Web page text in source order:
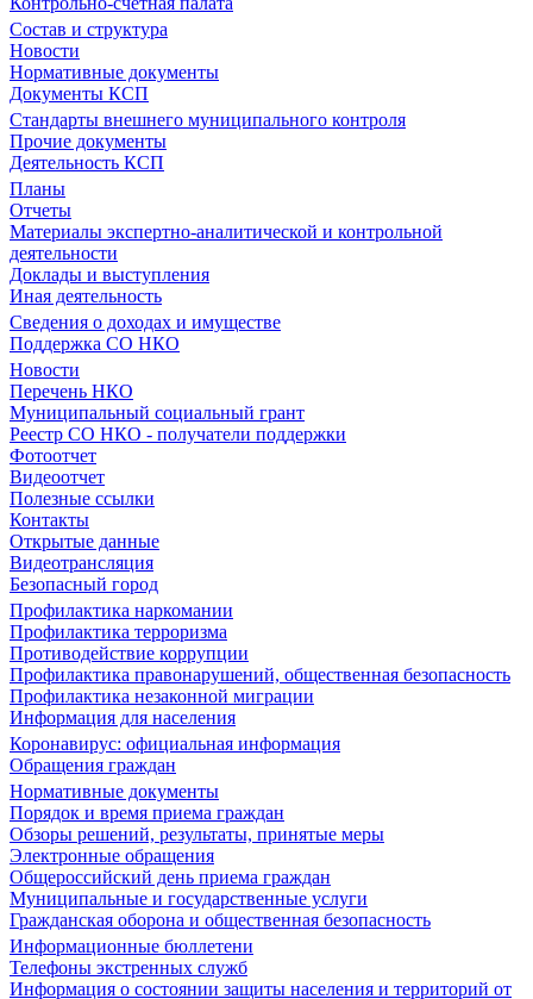
Состав и структура
Новости
Нормативные документы
Документы КСП
Стандарты внешнего муниципального контроля
Прочие документы
Деятельность КСП
Планы
Отчеты
Материалы экспертно-аналитической и контрольной
деятельности
Доклады и выступления
Иная деятельность
Сведения о доходах и имуществе
Поддержка СО НКО
Новости
Перечень НКО
Муниципальный социальный грант
Реестр СО НКО - получатели поддержки
Фотоотчет
Видеоотчет
Полезные ссылки
Контакты
Открытые данные
Видеотрансляция
Безопасный город
Профилактика наркомании
Профилактика терроризма
Противодействие коррупции
Профилактика правонарушений, общественная безопасность
Профилактика незаконной миграции
Информация для населения
Коронавирус: официальная информация
Обращения граждан
Нормативные документы
Порядок и время приема граждан
Обзоры решений, результаты, принятые меры
Электронные обращения
Общероссийский день приема граждан
Муниципальные и государственные услуги
Гражданская оборона и общественная безопасность
Информационные бюллетени
Телефоны экстренных служб
Информация о состоянии защиты населения и территорий от